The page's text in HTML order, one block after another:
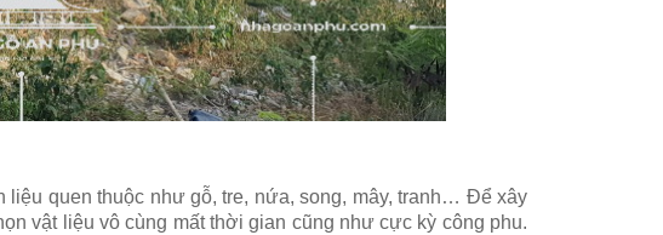
quen thuộc như gỗ, tre, nứa, song, mây, tranh… Để xây
vật liệu vô cùng mất thời gian cũng như cực kỳ công phu.